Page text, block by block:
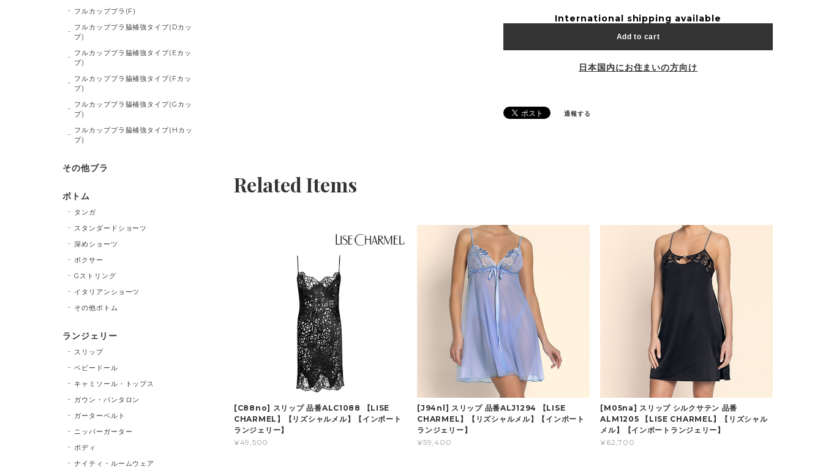
International shipping available
Add to cart
日本国内にお住まいの方向け
通報する
Related Items
[C88no] スリップ 品番ALC1088 【LISE
CHARMEL】【リズシャルメル】【インポート
ランジェリー】
¥49,500
[J94nl] スリップ 品番ALJ1294 【LISE
CHARMEL】【リズシャルメル】【インポート
ランジェリー】
¥59,400
[M05na] スリップ シルクサテン 品番
ALM1205 【LISE CHARMEL】【リズシャル
メル】【インポートランジェリー】
¥62,700
フルカップブラ(F)
フルカップブラ脇補強タイプ(Dカッ
プ)
フルカップブラ脇補強タイプ(Eカッ
プ)
フルカップブラ脇補強タイプ(Fカッ
プ)
フルカップブラ脇補強タイプ(Gカッ
プ)
フルカップブラ脇補強タイプ(Hカッ
プ)
その他ブラ
ボトム
タンガ
スタンダードショーツ
深めショーツ
ボクサー
Gストリング
イタリアンショーツ
その他ボトム
ランジェリー
スリップ
ベビードール
キャミソール・トップス
ガウン・パンタロン
ガーターベルト
ニッパーガーター
ボディ
ナイティ・ルームウェア